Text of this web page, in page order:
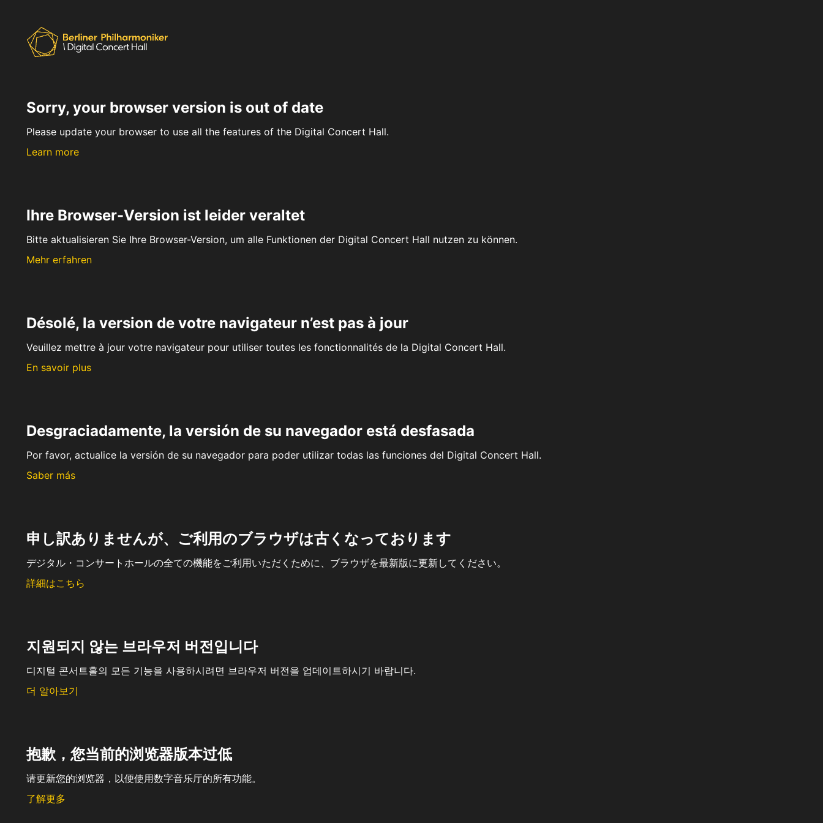
Sorry, your browser version is out of date
Please update your browser to use all the features of the Digital Concert Hall.
Learn more
Ihre Browser-Version ist leider veraltet
Bitte aktualisieren Sie Ihre Browser-Version, um alle Funktionen der Digital Concert Hall nutzen zu können.
Mehr erfahren
Désolé, la version de votre navigateur n’est pas à jour
Veuillez mettre à jour votre navigateur pour utiliser toutes les fonctionnalités de la Digital Concert Hall.
En savoir plus
Desgraciadamente, la versión de su navegador está desfasada
Por favor, actualice la versión de su navegador para poder utilizar todas las funciones del Digital Concert Hall.
Saber más
申し訳ありませんが、ご利用のブラウザは古くなっております
デジタル・コンサートホールの全ての機能をご利用いただくために、ブラウザを最新版に更新してください。
詳細はこちら
지원되지 않는 브라우저 버전입니다
디지털 콘서트홀의 모든 기능을 사용하시려면 브라우저 버전을 업데이트하시기 바랍니다.
더 알아보기
抱歉，您当前的浏览器版本过低
请更新您的浏览器，以便使用数字音乐厅的所有功能。
了解更多